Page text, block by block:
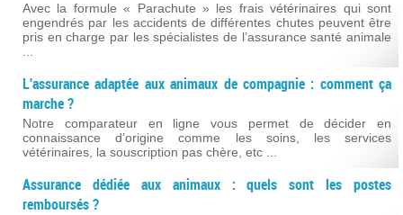
Avec la formule « Parachute » les frais vétérinaires qui sont
engendrés par les accidents de différentes chutes peuvent être
pris en charge par les spécialistes de l’assurance santé animale
L'assurance adaptée aux animaux de compagnie : comment ça
marche ?
Notre comparateur en ligne vous permet de décider en
connaissance d’origine comme les soins, les services
vétérinaires, la souscription pas chère, etc ...
Assurance dédiée aux animaux : quels sont les postes
remboursés ?